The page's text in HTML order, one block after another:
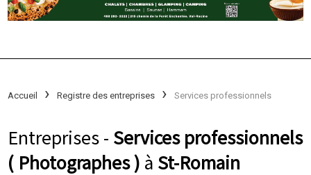
Accueil Registre des entreprises Services professionnels
Entreprises - Services professionnels
( Photographes ) à St-Romain